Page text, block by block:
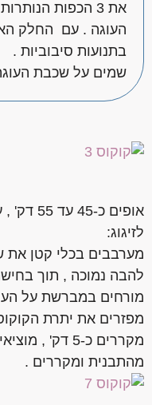
את 3 הכפות
העוגה . עם החלק
בתנועות סיבוביות .
שמים על שכבת
אופים כ-45 עד 55 דק' , עד שמזהיב , וקיסם יוצא נקי .
לזיגוג:
מערבבים בכלי קטן את
להבה נמוכה , תוך
מורחים במברשת על
מפזרים את יתרת
מקררים כ-5
מהתבנית ומקררים .